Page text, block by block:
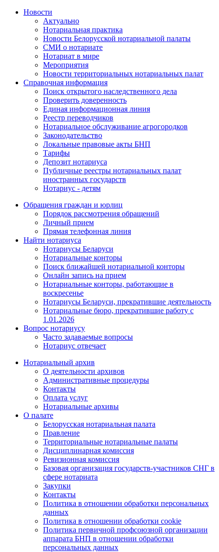
Новости
Актуально
Нотариальная практика
Новости Белорусской нотариальной палаты
СМИ о нотариате
Нотариат в мире
Мероприятия
Новости территориальных нотариальных палат
Справочная информация
Поиск открытого наследственного дела
Проверить доверенность
Единая информационная линия
Реестр переводчиков
Нотариальное обслуживание агрогородков
Законодательство
Локальные правовые акты БНП
Тарифы
Депозит нотариуса
Публичные реестры нотариальных палат
иностранных государств
Нотариус - детям
Обращения граждан и юрлиц
Порядок рассмотрения обращений
Личный прием
Прямая телефонная линия
Найти нотариуса
Нотариусы Беларуси
Нотариальные конторы
Поиск ближайшей нотариальной конторы
Онлайн запись на прием
Нотариальные конторы, работающие в
воскресенье
Нотариусы Беларуси, прекратившие деятельность
Нотариальные бюро, прекратившие работу с
1.01.2026
Вопрос нотариусу
Часто задаваемые вопросы
Нотариус отвечает
Нотариальный архив
О деятельности архивов
Административные процедуры
Контакты
Оплата услуг
Нотариальные архивы
О палате
Белорусская нотариальная палата
Правление
Территориальные нотариальные палаты
Дисциплинарная комиссия
Ревизионная комиссия
Базовая организация государств-участников СНГ в
сфере нотариата
Закупки
Контакты
Политика в отношении обработки персональных
данных
Политика в отношении обработки cookie
Политика первичной профсоюзной организации
аппарата БНП в отношении обработки
персональных данных